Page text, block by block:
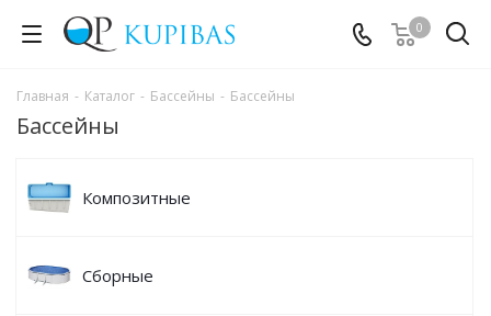
0
Главная - Каталог - Бассейны - Бассейны
Бассейны
Композитные
Сборные